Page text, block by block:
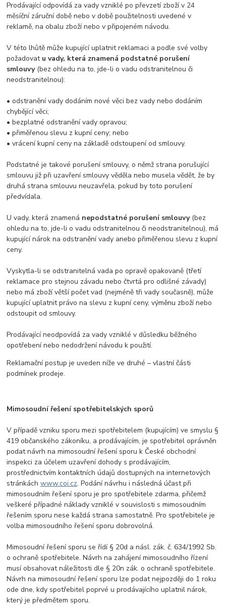
Prodávající odpovídá za vady vzniklé po převzetí zboží v 24
měsíční záruční době nebo v době použitelnosti uvedené v
reklamě, na obalu zboží nebo v připojeném návodu.
V této lhůtě může kupující uplatnit reklamaci a podle své volby
požadovat u vady, která znamená podstatné porušení
smlouvy(bez ohledu na to, jde-li o vadu odstranitelnou či
neodstranitelnou):
• odstranění vady dodáním nové věci bez vady nebo dodáním
chybějící věci;
• bezplatné odstranění vady opravou;
• přiměřenou slevu z kupní ceny; nebo
• vrácení kupní ceny na základě odstoupení od smlouvy.
Podstatné je takové porušení smlouvy, o němž strana porušující
smlouvu již při uzavření smlouvy věděla nebo musela vědět, že by
druhá strana smlouvu neuzavřela, pokud by toto porušení
předvídala.
U vady, která znamená nepodstatné porušení smlouvy(bez
ohledu na to, jde-li o vadu odstranitelnou či neodstranitelnou), má
kupující nárok na odstranění vady anebo přiměřenou slevu z kupní
ceny.
Vyskytla-li se odstranitelná vada po opravě opakovaně (třetí
reklamace pro stejnou závadu nebo čtvrtá pro odlišné závady)
nebo má zboží větší počet vad (nejméně tři vady současně), může
kupující uplatnit právo na slevu z kupní ceny, výměnu zboží nebo
odstoupit od smlouvy.
Prodávající neodpovídá za vady vzniklé v důsledku běžného
opotřebení nebo nedodržení návodu k použití.
Reklamační postup je uveden níže ve druhé – vlastní části
podmínek prodeje.
Mimosoudní řešení spotřebitelských sporů
V případě vzniku sporu mezi spotřebitelem (kupujícím) ve smyslu §
419 občanského zákoníku, a prodávajícím, je spotřebitel oprávněn
podat návrh na mimosoudní řešení sporu k České obchodní
inspekci za účelem uzavření dohody s prodávajícím,
prostřednictvím kontaktních údajů dostupných na internetových
stránkáchwww.coi.cz. Podání návrhu i následná účast při
mimosoudním řešení sporu je pro spotřebitele zdarma, přičemž
veškeré případné náklady vzniklé v souvislosti s mimosoudním
řešením sporu nese každá strana samostatně. Pro spotřebitele je
volba mimosoudního řešení sporu dobrovolná.
Mimosoudní řešení sporu se řídí § 20d a násl. zák. č. 634/1992 Sb.
o ochraně spotřebitele. Návrh na zahájení mimosoudního řízení
musí obsahovat náležitosti dle § 20n zák. o ochraně spotřebitele.
Návrh na mimosoudní řešení sporu lze podat nejpozději do 1 roku
ode dne, kdy spotřebitel poprvé u prodávajícího uplatnil nárok,
který je předmětem sporu.